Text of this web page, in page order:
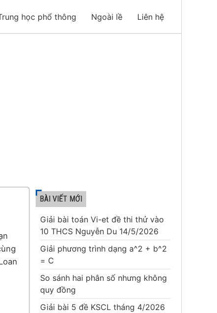
học phổ thông Ngoài lề Liên hệ
BÀI VIẾT MỚI
Giải bài toán Vi-et đề thi thử vào
10 THCS Nguyễn Du 14/5/2026
Giải phương trình dạng a^2 + b^2
= C
So sánh hai phân số nhưng không
quy đồng
Giải bài 5 đề KSCL tháng 4/2026